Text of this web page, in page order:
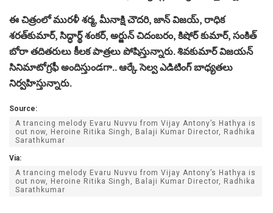
ఈ చిత్రంలో మురళీ శర్మ, మీనాక్షి చౌదరి, జాన్ విజయ్, రాధిక
శరత్‌కుమార్, సిద్ధార్థ్ శంకర్, అర్జున్ చిదంబరం, కిషోర్ కుమార్, సంకిత్
బోరా తదితరులు కీలక పాత్రలు పోషిస్తున్నారు. శివకుమార్ విజయన్
సినిమాటోగ్రఫీ అందిస్తుండగా.. ఆర్కే సెల్వ ఎడిటింగ్ బాధ్యతలు
నిర్వహిస్తున్నారు.
Source:
A trancing melody Evaru Nuvvu from Vijay Antony’s Hathya is
out now, Heroine Ritika Singh, Balaji Kumar Director, Radhika
Sarathkumar
Via:
A trancing melody Evaru Nuvvu from Vijay Antony’s Hathya is
out now, Heroine Ritika Singh, Balaji Kumar Director, Radhika
Sarathkumar